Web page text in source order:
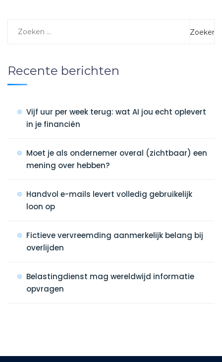
Recente berichten
Vijf uur per week terug: wat AI jou echt oplevert
in je financiën
Moet je als ondernemer overal (zichtbaar) een
mening over hebben?
Handvol e-mails levert volledig gebruikelijk
loon op
Fictieve vervreemding aanmerkelijk belang bij
overlijden
Belastingdienst mag wereldwijd informatie
opvragen